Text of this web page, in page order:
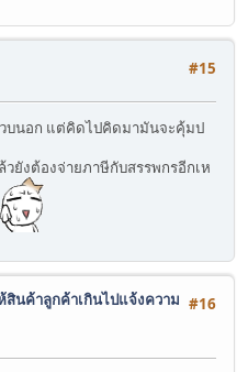
#15
วบนอก แต่คิดไปคิดมามันจะคุ้มป
ยังต้องจ่ายภาษีกับสรรพกรอีกเห
#16
นค้าลูกค้าเกินไปแจ้งความ